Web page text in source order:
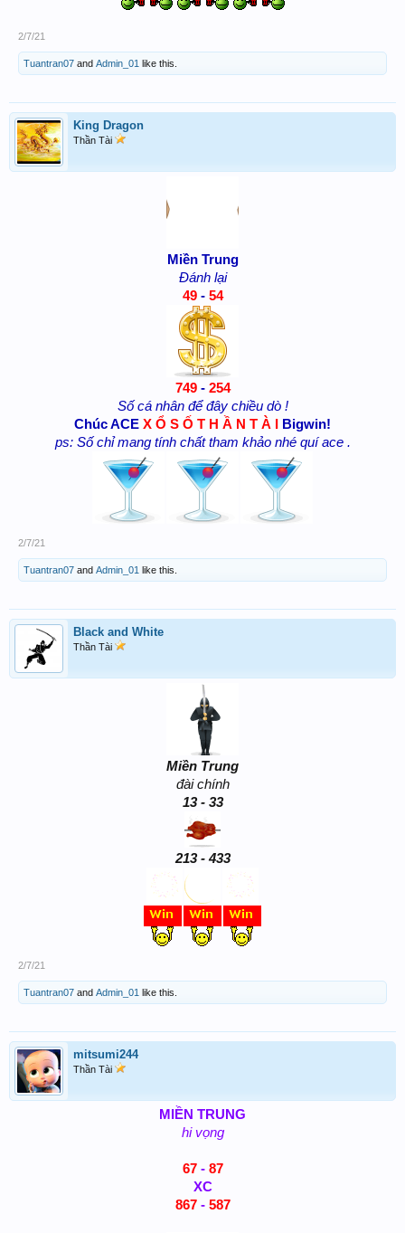
2/7/21
Tuantran07 and Admin_01 like this.
King Dragon
Thần Tài
Miền Trung
Đánh lại
49 - 54
749 - 254
Số cá nhân để đây chiều dò !
Chúc ACE X Ổ S Ố T H Ầ N T À I
Bigwin!
ps: Số chỉ mang tính chất tham khảo nhé quí ace .
2/7/21
Tuantran07 and Admin_01 like this.
Black and White
Thần Tài
Miền Trung
đài chính
13 - 33
213 - 433
2/7/21
Tuantran07 and Admin_01 like this.
mitsumi244
Thần Tài
MIỀN TRUNG
hi vọng
67 - 87
XC
867 - 587